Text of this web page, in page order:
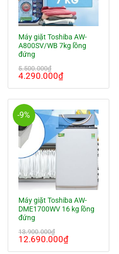
Máy giặt Toshiba AW-
A800SV/WB 7kg lồng
đứng
5.500.000₫
Giá
5.500.000₫.
4.290.000₫Giá
là:
4.290.000₫.
-9%
Máy giặt Toshiba AW-
DME1700WV 16 kg lồng
đứng
13.900.000₫
Giá
12.690.000₫Giá